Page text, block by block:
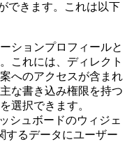
できます。これは以下
ションプロフィールと
これには、ディレクト
へのアクセスが含まれ
な書き込み権限を持つ
選択できます。
シュボードのウィジェ
するデータにユーザー